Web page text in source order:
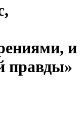
и
правды»